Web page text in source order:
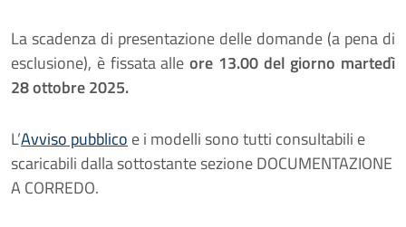
La scadenza di presentazione delle domande (a pena di
esclusione), è fissata alle ore 13.00 del giorno martedì
28 ottobre 2025.
L’Avviso pubblico e i modelli sono tutti consultabili e
scaricabili dalla sottostante sezione DOCUMENTAZIONE
A CORREDO.